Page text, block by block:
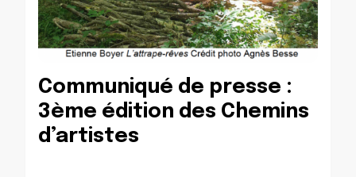
Communiqué de presse :
3ème édition des Chemins
d’artistes